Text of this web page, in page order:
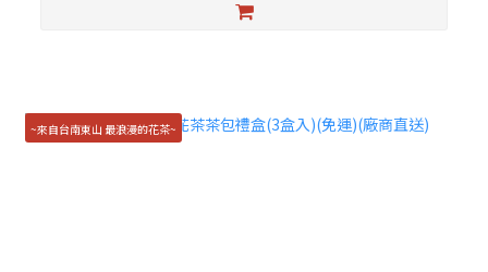
~來自台南東山 最浪漫的花茶~